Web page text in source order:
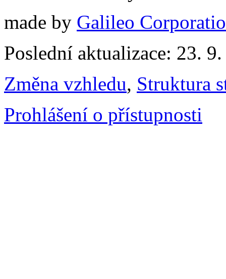
made by Galileo
Poslední aktualizace: 23.
Změna vzhledu, Struktura
Prohlášení o přístupnosti